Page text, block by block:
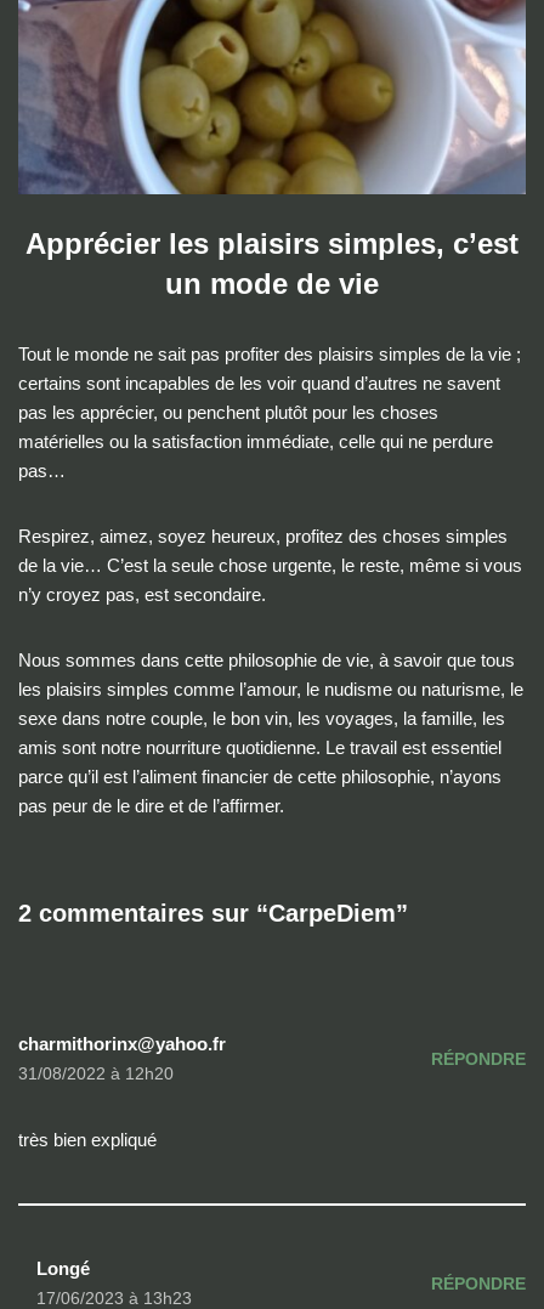
Apprécier les plaisirs simples, c’est
un mode de vie
Tout le monde ne sait pas profiter des plaisirs simples de la vie ;
certains sont incapables de les voir quand d’autres ne savent
pas les apprécier, ou penchent plutôt pour les choses
matérielles ou la satisfaction immédiate, celle qui ne perdure
pas…
Respirez, aimez, soyez heureux, profitez des choses simples
de la vie… C’est la seule chose urgente, le reste, même si vous
n’y croyez pas, est secondaire.
Nous sommes dans cette philosophie de vie, à savoir que tous
les plaisirs simples comme l’amour, le nudisme ou naturisme, le
sexe dans notre couple, le bon vin, les voyages, la famille, les
amis sont notre nourriture quotidienne. Le travail est essentiel
parce qu’il est l’aliment financier de cette philosophie, n’ayons
pas peur de le dire et de l’affirmer.
2 commentaires sur “CarpeDiem”
charmithorinx@yahoo.fr
31/08/2022 à 12h20
RÉPONDRE
très bien expliqué
Longé
17/06/2023 à 13h23
RÉPONDRE